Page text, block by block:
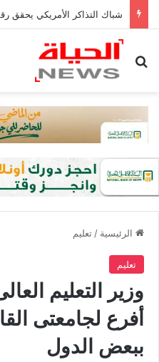
شباك التذاكر الأمريكي يحقق
بحث عن
الرئيسية / تعليم
تعليم
وزير التعليم
أفرع لجامعتى
ببعض الدول